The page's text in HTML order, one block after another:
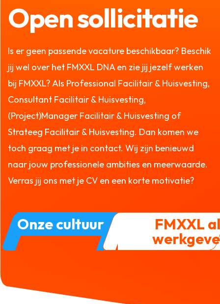
Open sollicitatie
Is er geen passende vacature beschikbaar? Beschik
jij wel over het FMXXL DNA en zie jij jezelf werken
bij FMXXL? Als Professional Facilitair & Huisvesting,
Consultant Facilitair & Huisvesting,
(Project)Manager Facilitair & Huisvesting of
Strateeg Facilitair & Huisvesting. Dan komen we
toch graag met je in contact. Wij zijn benieuwd
naar jouw professionele ambities en meerwaarde.
Verras jij ons met je CV en een korte motivatie?
Onze cultuur FMXXL